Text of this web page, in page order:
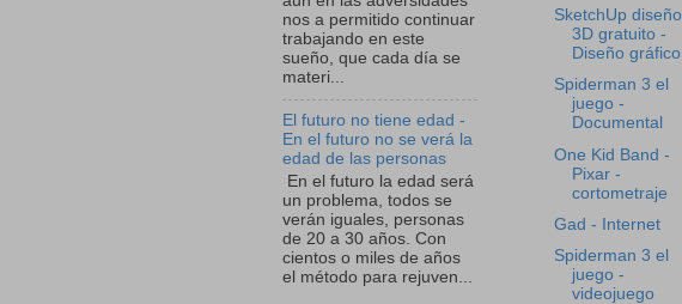
nos a permitido continuar
trabajando en este
sueño, que cada día se
materi...
El futuro no tiene edad -
En el futuro no se verá la
edad de las personas
En el futuro la edad será
un problema, todos se
verán iguales, personas
de 20 a 30 años. Con
cientos o miles de años
el método para rejuven...
SketchUp
3D gratuito -
Diseño gráfico
Spiderman 3 el
juego -
Documental
One Kid Band -
Pixar -
cortometraje
Gad - Internet
Spiderman 3 el
juego -
videojuego